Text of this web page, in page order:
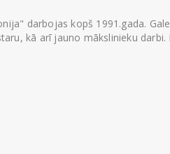
darbojas kopš 1991.gada.
kā arī jauno mākslinieku